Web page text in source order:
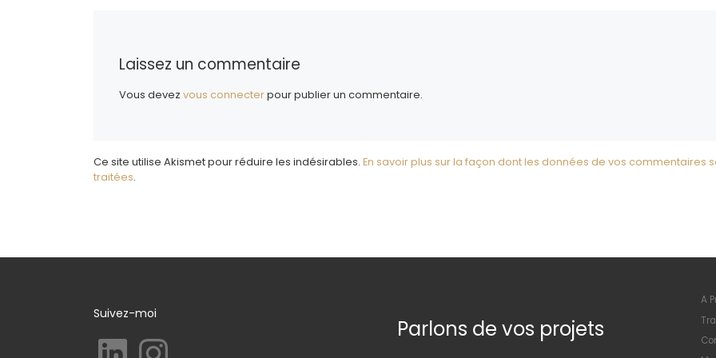
Laissez un commentaire
Vous devezvous connecterpour publier un commentaire.
Ce site utilise Akismet pour réduire les indésirables. En savoir plus sur la façon dont les données de vos commentaires
traitées.
Suivez-moi
LinkedIn Instagram Parlons de vos projets
A